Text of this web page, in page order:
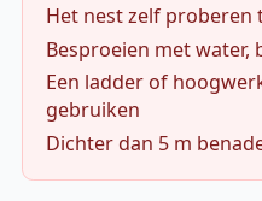
Het nest zelf proberen
Besproeien met water,
Een ladder of
gebruiken
Dichter dan 5 m